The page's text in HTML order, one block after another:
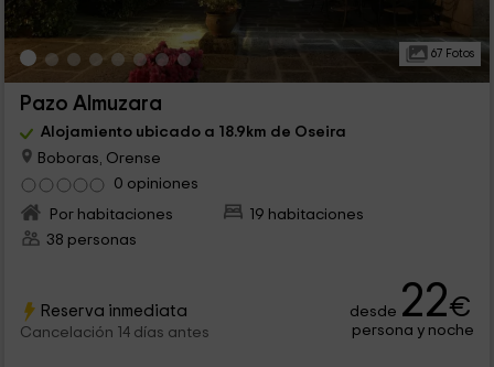
67 Fotos
Pazo Almuzara
Alojamiento ubicado a 18.9km de Oseira
Boboras, Orense
0 opiniones
Por habitaciones
19 habitaciones
38 personas
Reserva inmediata
Cancelación 14 días antes
desde 22€
persona y noche